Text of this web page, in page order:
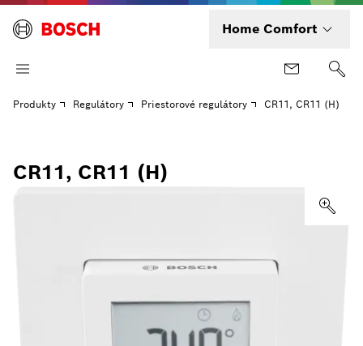
Home Comfort
Produkty Regulátory Priestorové regulátory CR11, CR11 (H)
CR11, CR11 (H)